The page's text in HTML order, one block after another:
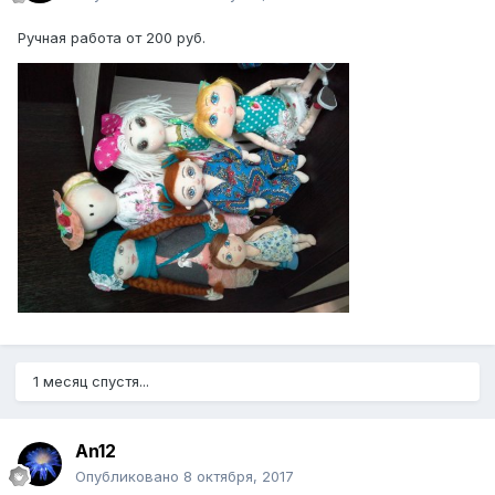
Ручная работа от 200 руб.
1 месяц спустя...
An12
Опубликовано 8 октября, 2017